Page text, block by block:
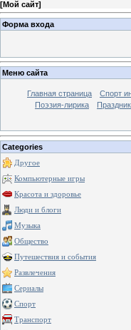
[Мой сайт]
Форма входа
Меню сайта
Главная страница Спорт
Поэзия-лирика
Categories
Другое
Компьютерные игры
Красота и здоровье
Люди и блоги
Музыка
Общество
Путешествия и события
Развлечения
Сериалы
Спорт
Транспорт